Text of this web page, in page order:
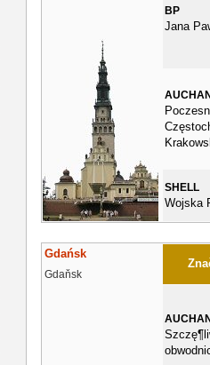
BP
Jana
SHELL
Wojska
Gdańsk
Gdaňsk